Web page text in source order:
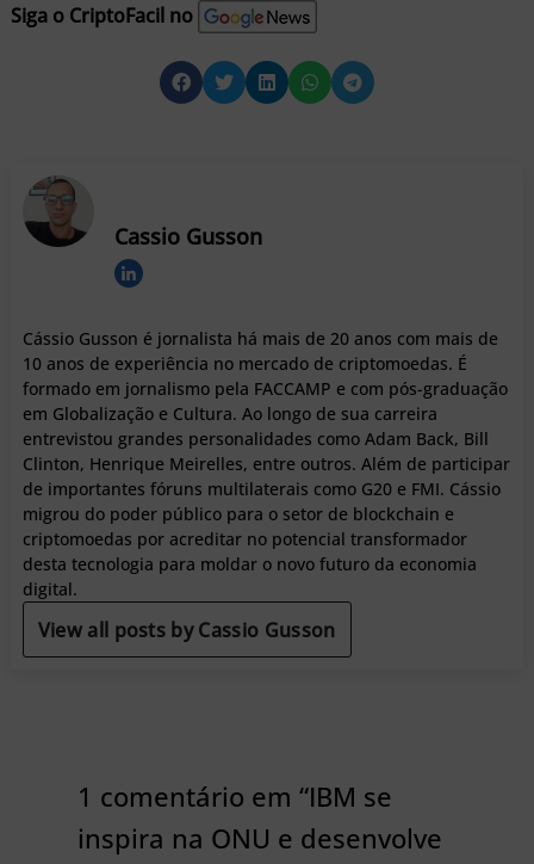
Siga o CriptoFacil no
Cassio Gusson
Cássio Gusson é jornalista há mais de 20 anos com mais de
10 anos de experiência no mercado de criptomoedas. É
formado em jornalismo pela FACCAMP e com pós-graduação
em Globalização e Cultura. Ao longo de sua carreira
entrevistou grandes personalidades como Adam Back, Bill
Clinton, Henrique Meirelles, entre outros. Além de participar
de importantes fóruns multilaterais como G20 e FMI. Cássio
migrou do poder público para o setor de blockchain e
criptomoedas por acreditar no potencial transformador
desta tecnologia para moldar o novo futuro da economia
digital.
View all posts by Cassio Gusson
1 comentário em “IBM se
inspira na ONU e desenvolve